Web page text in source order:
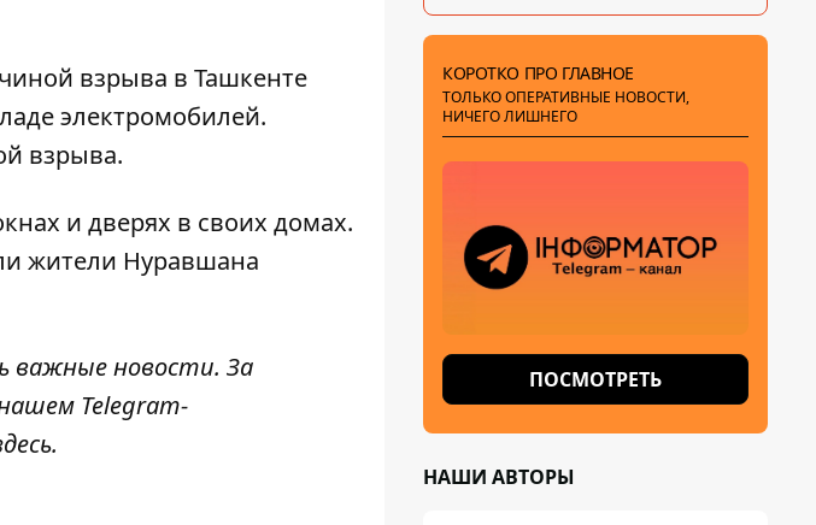
взрыва в Ташкенте
электромобилей.
взрыва.
и дверях в своих домах.
жители Нуравшана
важные новости. За
Telegram-
.
КОРОТКО ПРО ГЛАВНОЕ
ТОЛЬКО ОПЕРАТИВНЫЕ НОВОСТИ,
НИЧЕГО ЛИШНЕГО
ПОСМОТРЕТЬ
НАШИ АВТОРЫ